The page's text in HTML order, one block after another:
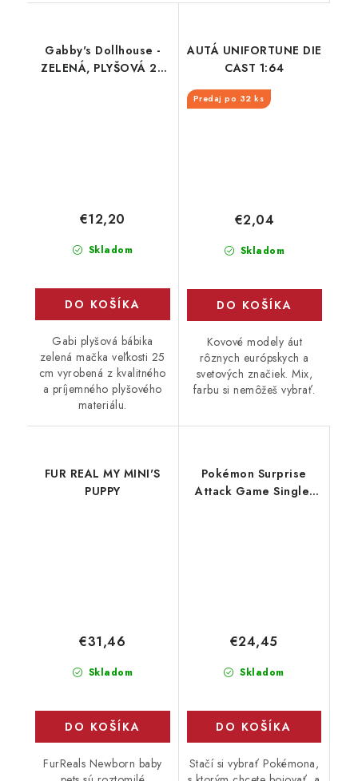
Gabby's Dollhouse -
ZELENÁ, PLYŠOVÁ 25
Skladom
€12,20
DO KOŠÍKA
Gabi plyšová bábika
zelená mačka veľkosti 25
cm vyrobená z kvalitného
a príjemného plyšového
materiálu.
AUTÁ UNIFORTUNE DIE
CAST 1:64
Predaj po 32 ks
Skladom
€2,04
DO KOŠÍKA
Kovové modely áut
rôznych európskych a
svetových značiek. Mix,
farbu si nemôžeš vybrať.
FUR REAL MY MINI'S
PUPPY
Skladom
€31,46
DO KOŠÍKA
FurReals Newborn baby
Pokémon Surprise
Attack Game Single-
Skladom
€24,45
DO KOŠÍKA
Stačí si vybrať Pokémona,